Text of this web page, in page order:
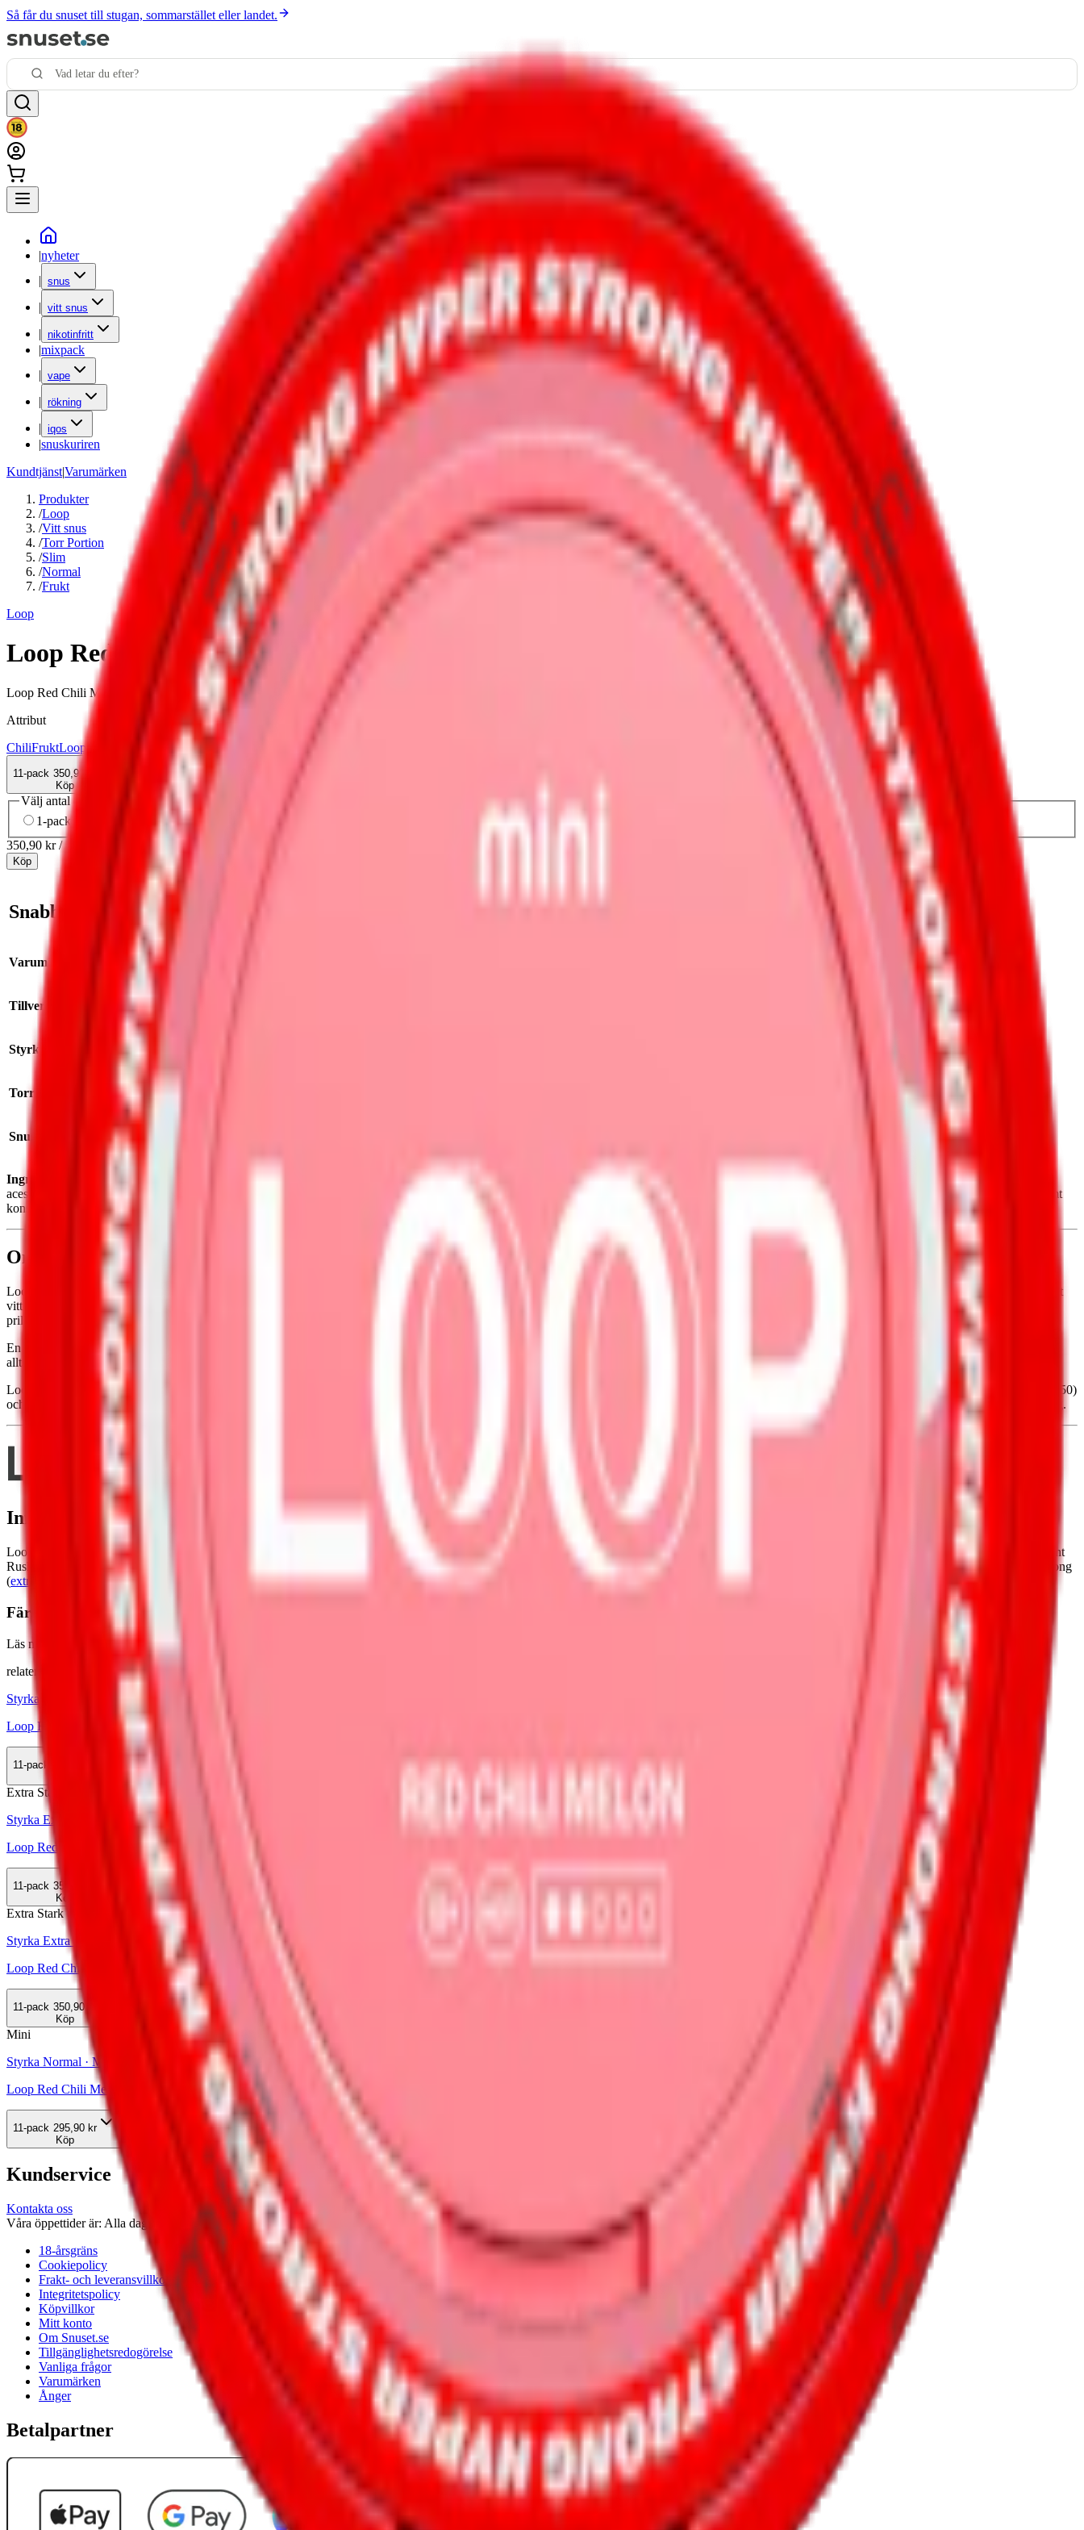
Så får du snuset till stugan, sommarstället eller landet.
|nyheter
| snus
| vitt snus
| nikotinfritt
|mixpack
| vape
| rökning
| iqos
|snuskuriren
Kundtjänst|Varumärken
Produkter
/Loop
/Vitt snus
/Torr Portion
/Slim
/Normal
/Frukt
Loop
Loop Red Chili Melon Medium
Loop Red Chili Melon Medium med slimmad prilla och smak av melon och het chili. Ett vitt snus från Loop med 6,3 mg nikotin per prilla.
Attribut
ChiliFruktLoopNormal Torr Portion Vitt snus
11-pack 350,90 kr
Köp
Välj antal dosor
1-pack36,90 kr /st 11-pack 50-pack 1 570 kr 31,40 kr
350,90 kr /11-pack
Köp
Snabb fakta om Loop Red Chili Melon Medium Slim Vitt Snus
Varumärke:
Tillverkare Another Snus Factory
Styrka: normalstarkt vitt snus
Torrhet:
Snustyp:
Ingredienser:
fiber, vatten, sötningsmedel (E968, erytritol), aromer, nikotinresinat, surhetsreglerande medel (E500, natriumkarbonater), klumpförebyggande medel (E551, kiseldioxid), sötningsmedel (E950,
acesulfam k), koksalt, stabiliseringsmedel (E450, difosfater), fuktighetsbevarande medel (E401, natriumalginat), surhetsreglerande medel (E339, natriumfosfater), stabiliseringsmedel (E516, kalciumsulfat) samt
konserveringsmedel (E202, kaliumsorbat)
Om Loop Red Chili Melon Medium
Loop Red Chili Melon Medium har en tydlig och unik smak av melon med en subtil hetta från chili. Detta vita snus från Loop är normalstarkt och innehåller 6,3 mg nikotin per prilla, strax över gränsen till milt
vitt snus (normalstarkt vitt snus innehåller 6,0–9,9 mg nikotin per prilla). Loop Red Chili Melon Medium kommer i en slimmad prilla vilket innebär att prillan är lite smalare och diskretare än de klassiska stora
prillorna, men ändå större än en miniportion.
En dosa
från Loop rymmer i dagsläget 20 prillor som väger 0,625 gram styck, vilket innebär att nettovikten per dosa är 12,5 gram. Precis som övrigt vitt snus från Loop är fuktigheten normal – den är
alltså inte torr, men inte heller överdrivet fuktig. Det gör att smaken sprider sig jämnt och att nikotinupplevelsen är balanserad, från början till slut.
Loop Red Chili Melon Medium innehåller ingen tobak utan tillverkas istället av bland annat fibrer, vatten, aromämnen och nikotin. Snuset innehåller även flera tillsatser, däribland sötningsmedel (E968 och E950)
och surhetsreglerande medel (E500 och E339). Se komplett innehållsförteckning ovan. För den som uppskattar denna smak finns Loop Red Chili Melon också i styrkorna
extra strongoch .
Information om varumärket Loop
Loop, lanserat 2020 av svenska snustillverkaren
, är ett nyskapande, tobaksfritt snusvarumärke bland annat känt för sina unika smaker. Loop revolutionerade också marknaden med Instant
Rush™-teknologin för snabb och jämn nikotinrelease. Från Loop kommer bland annat smakerna Jalapeño Lime och Red Chili Melon. De flesta smaker från Loop kommer i styrkor från normal till Hyper Strong
(extra starkt vitt snus). Sedan december 2024 kommer allaLoop snusi nya polypropylendosor, som ersatte den tidigare dosan PlantCan™-förpackningen.
Färskt vitt snus
Läs mer om hur du förvarar Loop Red Chili Melon Medium:
relaterade produkter
Styrka Normal · Slim
Loop Red Chili Melon Strong
11-pack
Extra Stark
Styrka Extra Stark · Slim
Loop Red Chili Melon Extra Strong
11-pack 350,90 kr
Köp
Extra Stark
Styrka Extra Stark · Slim
Loop Red Chili Melon Hyper Strong
11-pack 350,90 kr
Köp
Mini
Styrka Normal · Mini
Loop Red Chili Melon Mini 2
11-pack 295,90 kr
Köp
Kundservice
Kontakta oss
Våra öppettider är: Alla dagar 08:00 - 18:00 Vi svarar vanligtvis inom 24 timmar på vardagar.
18-årsgräns
Cookiepolicy
Frakt- och leveransvillkor
Integritetspolicy
Köpvillkor
Mitt konto
Om Snuset.se
Tillgänglighetsredogörelse
Vanliga frågor
Varumärken
Ånger
Betalpartner